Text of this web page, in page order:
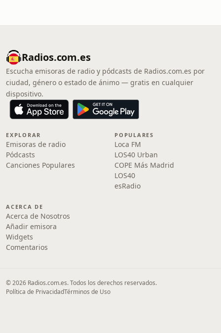
Radios.com.es
Escucha emisoras de radio y pódcasts de Radios.com.es por
ciudad, género o estado de ánimo — gratis en cualquier
dispositivo.
EXPLORAR
Emisoras de radio
Pódcasts
Canciones Populares
POPULARES
Loca FM
LOS40 Urban
COPE Más Madrid
LOS40
esRadio
ACERCA DE
Acerca de Nosotros
Añadir emisora
Widgets
Comentarios
© 2026 Radios.com.es. Todos los derechos reservados.
Política de PrivacidadTérminos de Uso